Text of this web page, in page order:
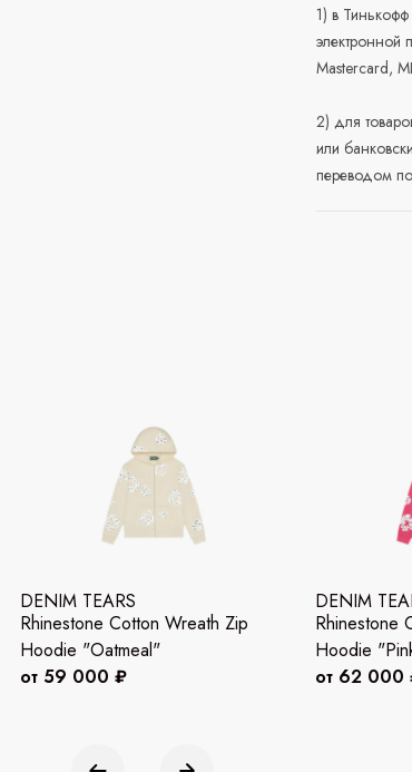
1) в
электронной
Mastercard,
2) для
или
переводом
DENIM TEARS
Rhinestone Cotton Wreath Zip
Hoodie "Oatmeal"
от 59 000 ₽
DENIM
Rhinestone
Hoodie
от 62 000